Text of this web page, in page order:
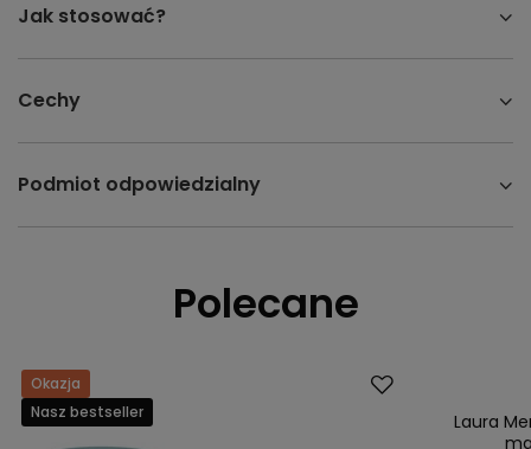
Jak stosować?
Cechy
Podmiot odpowiedzialny
Polecane
Okazja
Nasz bestseller
NaszLaura